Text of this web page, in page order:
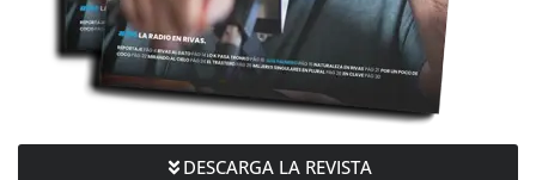
DESCARGA LA REVISTA